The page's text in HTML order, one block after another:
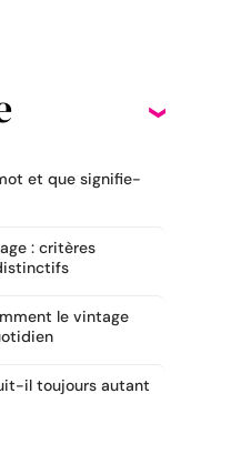
et que signifie-
: critères
le vintage
il toujours autant